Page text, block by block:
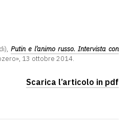
Putin e l’animo russo. Intervista con
13 ottobre 2014.
Scarica l’articolo in pdf